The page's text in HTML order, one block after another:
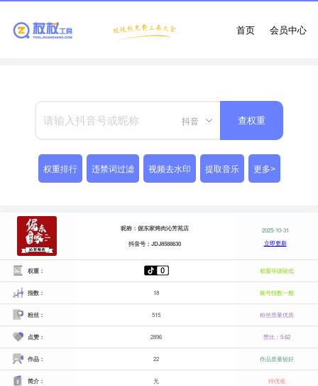
会员中心
首页
抖音 查权重
权重排行 违禁词过滤 视频去水印 提取音乐 更多>
昵称：倔东家烤肉沁芳苑店
抖音号：JDJ8588630
2025-10-31
立即更新
权重： 权重等级较低
指数： 18 账号指数一般
粉丝： 515 粉丝质量优质
点赞： 2896 赞比：5.62
作品： 22 作品质量较好
简介： 无 待优化